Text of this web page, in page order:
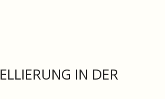
IN DER